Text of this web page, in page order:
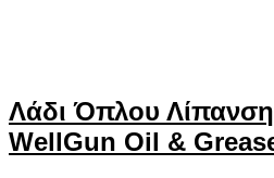
Λάδι Όπλου
WellGun Oil &